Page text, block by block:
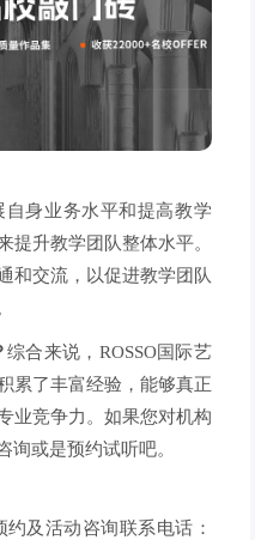
自身业务水平和提高教学
提升教学团队整体水平。
和交流，以促进教学团队
综合来说，ROSSO国际艺
累了丰富经验，能够真正
业竞争力。如果您对机构
询或是预约试听吧。
约及活动咨询联系电话：